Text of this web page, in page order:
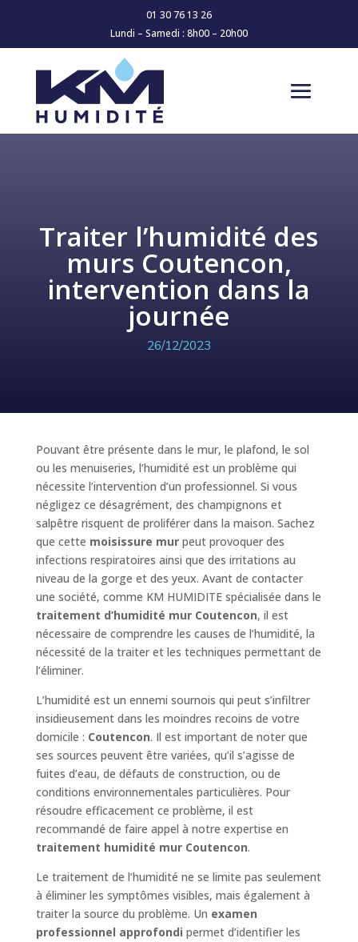
01 30 76 13 26
Lundi – Samedi : 8h00 – 20h00
Traiter l’humidité des
murs Coutencon,
intervention dans la
journée
26/12/2023
Pouvant être présente dans le mur, le plafond, le sol
ou les menuiseries, l’humidité est un problème qui
nécessite l’intervention d’un professionnel. Si vous
négligez ce désagrément, des champignons et
salpêtre risquent de proliférer dans la maison. Sachez
que cette moisissure murpeut provoquer des
infections respiratoires ainsi que des irritations au
niveau de la gorge et des yeux. Avant de contacter
une société, comme KM HUMIDITE spécialisée dans le
traitement d’humidité mur Coutencon, il est
nécessaire de comprendre les causes de l’humidité, la
nécessité de la traiter et les techniques permettant de
l’éliminer.
L’humidité est un ennemi sournois qui peut s’infiltrer
insidieusement dans les moindres recoins de votre
domicile : Coutencon. Il est important de noter que
ses sources peuvent être variées, qu’il s’agisse de
fuites d’eau, de défauts de construction, ou de
conditions environnementales particulières. Pour
résoudre efficacement ce problème, il est
recommandé de faire appel à notre expertise en
traitement humidité mur Coutencon.
Le traitement de l’humidité ne se limite pas seulement
à éliminer les symptômes visibles, mais également à
traiter la source du problème. Un examen
professionnel approfondi permet d’identifier les